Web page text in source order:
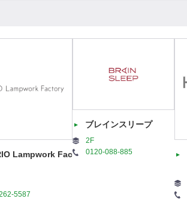
Lampwork Fac
5587
ブレインスリープ
2F
0120-088-885